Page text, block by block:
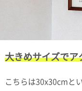
円以上
無料
大きめサイズでア
こちらは30x30cmと